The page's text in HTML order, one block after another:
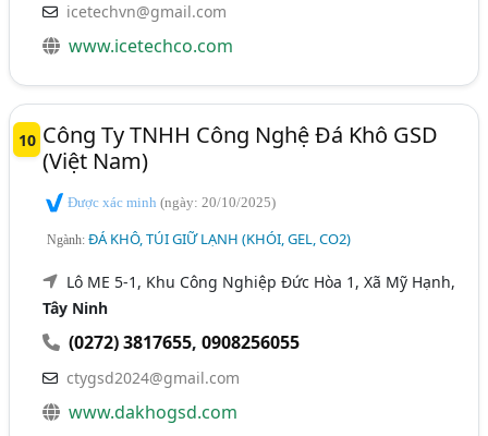
icetechvn@gmail.com
www.icetechco.com
10 Công Ty TNHH Công Nghệ Đá Khô GSD
(Việt Nam)
Được xác minh(ngày: 20/10/2025)
Ngành:ĐÁ KHÔ, TÚI GIỮ LẠNH (KHÓI, GEL, CO2)
Lô ME 5-1, Khu Công Nghiệp Đức Hòa 1, Xã Mỹ Hạnh,
Tây Ninh
(0272) 3817655,0908256055
ctygsd2024@gmail.com
www.dakhogsd.com